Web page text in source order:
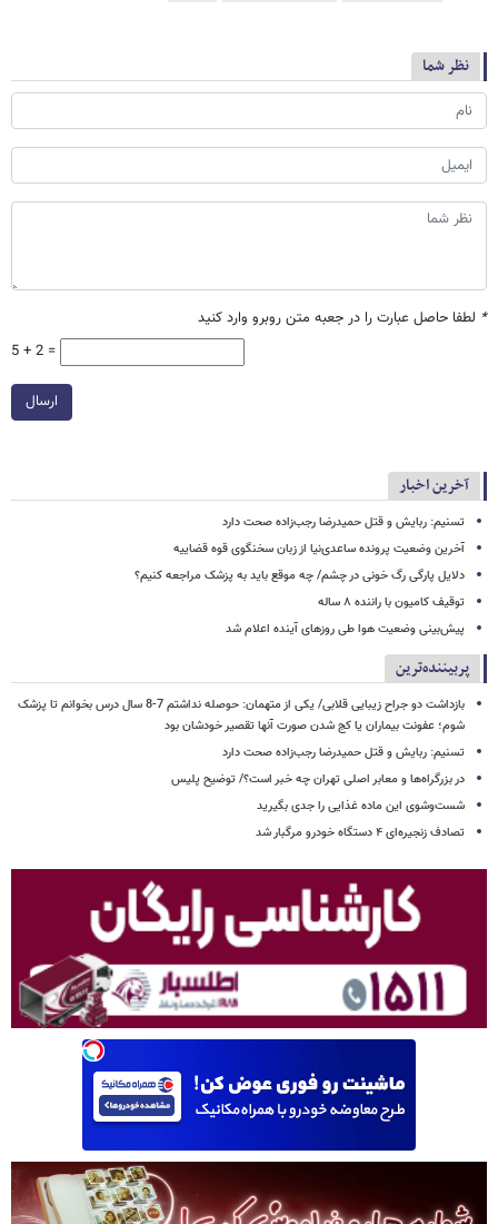
نظر شما
* لطفا حاصل عبارت را در جعبه متن روبرو وارد کنید
5 + 2 =
ارسال
آخرین اخبار
تسنیم: ربایش و قتل حمیدرضا رجب‌زاده صحت دارد
آخرین وضعیت پرونده ساعدی‌نیا از زبان سخنگوی قوه قضاییه
دلایل پارگی رگ خونی در چشم/ چه موقع باید به پزشک مراجعه کنیم؟
توقیف کامیون با راننده ۸ ساله
پیش‌بینی وضعیت هوا طی روزهای آینده اعلام شد
پربیننده‌ترین
بازداشت دو جراح زیبایی قلابی/ یکی از متهمان: حوصله نداشتم 7-8 سال درس بخوانم تا پزشک
شوم؛ عفونت بیماران یا کج شدن صورت آنها تقصیر خودشان بود
تسنیم: ربایش و قتل حمیدرضا رجب‌زاده صحت دارد
در بزرگراه‌ها و معابر اصلی تهران چه خبر است؟/ توضیح پلیس
شست‌وشوی این ماده غذایی را جدی بگیرید
تصادف زنجیره‌ای ۴ دستگاه خودرو مرگبار شد